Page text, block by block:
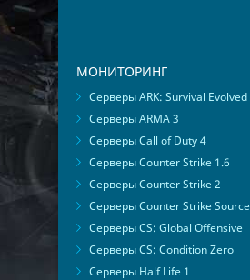
МОНИТОРИНГ
Серверы ARK: Survival Evolved
Серверы ARMA 3
Серверы Call of Duty 4
Серверы Counter Strike 1.6
Серверы Counter Strike 2
Серверы Counter Strike Source
Серверы CS: Global Offensive
Серверы CS: Condition Zero
Серверы Half Life 1